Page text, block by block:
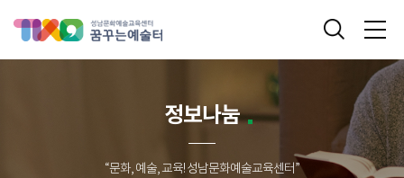
통합검색
정보나눔
“문화, 예술, 교육! 성남문화예술교육센터”